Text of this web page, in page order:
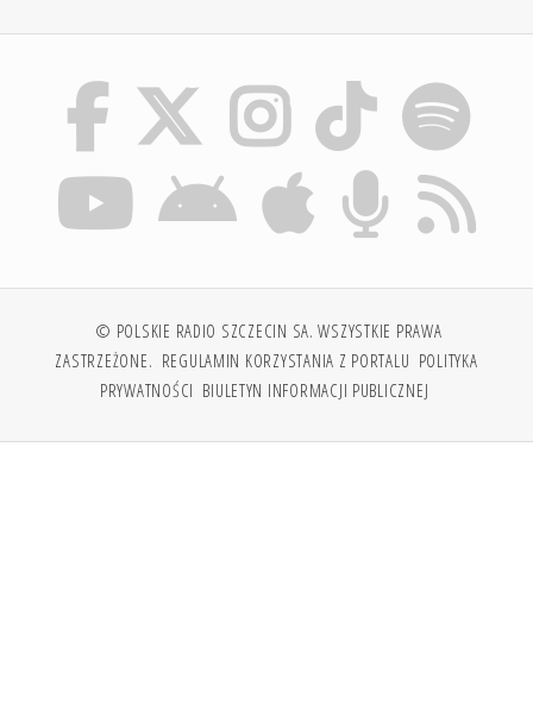
© POLSKIE RADIO SZCZECIN SA. WSZYSTKIE PRAWA
ZASTRZEŻONE. REGULAMIN KORZYSTANIA Z PORTALU POLITYKA
PRYWATNOŚCI BIULETYN INFORMACJI PUBLICZNEJ